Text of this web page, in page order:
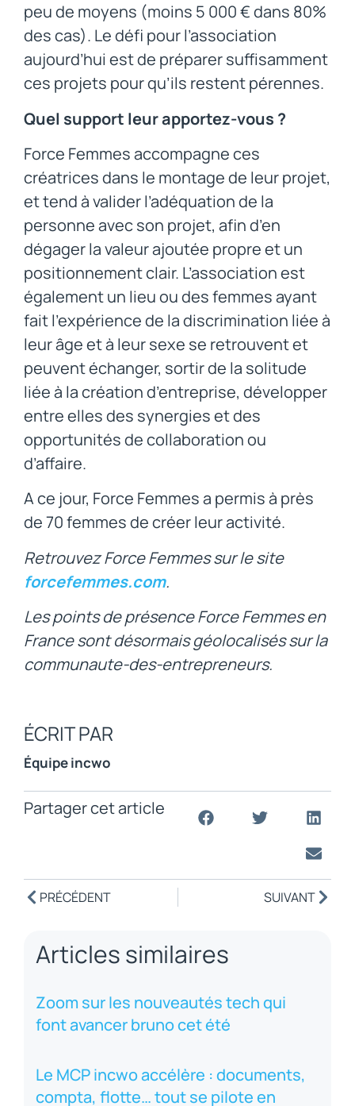
Articles similaires
Zoom sur les nouveautés tech qui
font avancer bruno cet été
Le MCP incwo accélère : documents,
compta, flotte… tout se pilote en
peu de moyens (moins 5 000 € dans 80%
des cas). Le défi pour l’association
aujourd’hui est de préparer suffisamment
ces projets pour qu’ils restent pérennes.
Quel support leur apportez-vous ?
Force Femmes accompagne ces
créatrices dans le montage de leur projet,
et tend à valider l’adéquation de la
personne avec son projet, afin d’en
dégager la valeur ajoutée propre et un
positionnement clair. L’association est
également un lieu ou des femmes ayant
fait l’expérience de la discrimination liée à
leur âge et à leur sexe se retrouvent et
peuvent échanger, sortir de la solitude
liée à la création d’entreprise, développer
entre elles des synergies et des
opportunités de collaboration ou
d’affaire.
A ce jour, Force Femmes a permis à près
de 70 femmes de créer leur activité.
Retrouvez Force Femmes sur le site
forcefemmes.com.
Les points de présence Force Femmes en
France sont désormais géolocalisés sur la
communaute-des-entrepreneurs.
ÉCRIT PAR
Équipe incwo
Partager cet article
PRÉCÉDENT SUIVANT